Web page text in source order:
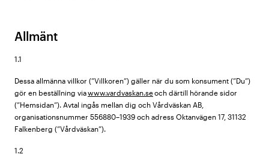
Allmänt
1.1
Dessa allmänna villkor (”Villkoren”) gäller när du som konsument (”Du”)
gör en beställning viawww.vardvaskan.seoch därtill hörande sidor
(”Hemsidan”). Avtal ingås mellan dig och Vårdväskan AB,
organisationsnummer 556880–1939 och adress Oktanvägen 17, 31132
Falkenberg (”Vårdväskan”).
1.2